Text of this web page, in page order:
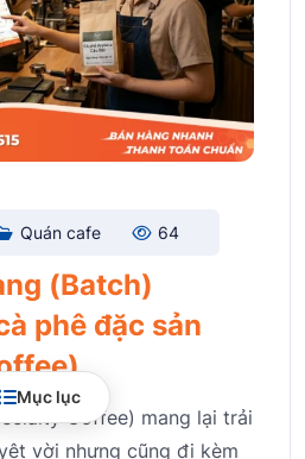
Mục lục
Quán cafe 64
(Batch)
phê đặc sản
Coffee) mang lại trải
vời nhưng cũng đi kèm